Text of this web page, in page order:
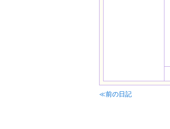
≪前の日記